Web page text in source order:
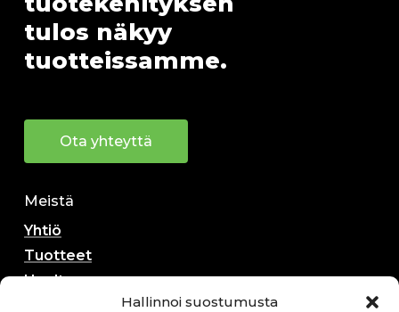
Hallinnoi suostumusta
tulos näkyy
tuotteissamme.
Ota yhteyttä
Meistä
Yhtiö
Tuotteet
Huolto